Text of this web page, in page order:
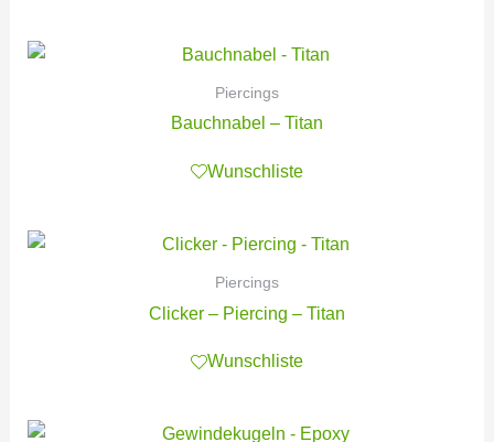
Piercings
Bauchnabel – Titan
Wunschliste
Piercings
Clicker – Piercing – Titan
Wunschliste